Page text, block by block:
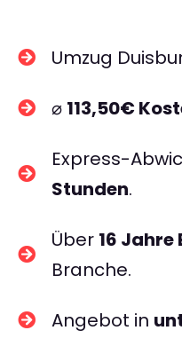
Umzug
⌀ 113,50€
Express-
Stunden.
Über 16
Branche.
Angebot in